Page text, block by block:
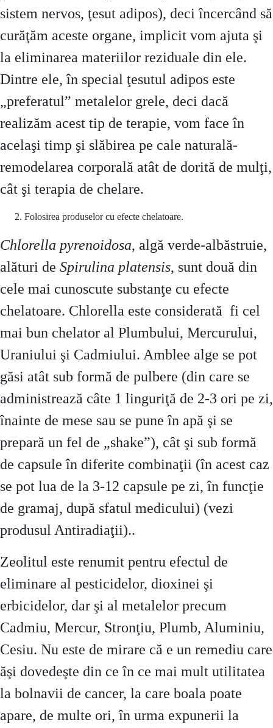
sistem nervos, ţesut adipos), deci încercând să
curăţăm aceste organe, implicit vom ajuta şi
la eliminarea materiilor reziduale din ele.
Dintre ele, în special ţesutul adipos este
„preferatul” metalelor grele, deci dacă
realizăm acest tip de terapie, vom face în
acelaşi timp şi slăbirea pe cale naturală-
remodelarea corporală atât de dorită de mulţi,
cât şi terapia de chelare.
Folosirea produselor cu efecte chelatoare.
Chlorella pyrenoidosa, algă verde-albăstruie,
alături de Spirulina platensis, sunt două din
cele mai cunoscute substanţe cu efecte
chelatoare. Chlorella este considerată fi cel
mai bun chelator al Plumbului, Mercurului,
Uraniului şi Cadmiului. Amblee alge se pot
găsi atât sub formă de pulbere (din care se
administrează câte 1 linguriţă de 2-3 ori pe zi,
înainte de mese sau se pune în apă şi se
prepară un fel de „shake”), cât şi sub formă
de capsule în diferite combinaţii (în acest caz
se pot lua de la 3-12 capsule pe zi, în funcţie
de gramaj, după sfatul medicului) (vezi
produsul Antiradiaţii)..
Zeolitul este renumit pentru efectul de
eliminare al pesticidelor, dioxinei şi
erbicidelor, dar şi al metalelor precum
Cadmiu, Mercur, Stronţiu, Plumb, Aluminiu,
Cesiu. Nu este de mirare că e un remediu care
ăşi dovedeşte din ce în ce mai mult utilitatea
la bolnavii de cancer, la care boala poate
apare, de multe ori, în urma expunerii la